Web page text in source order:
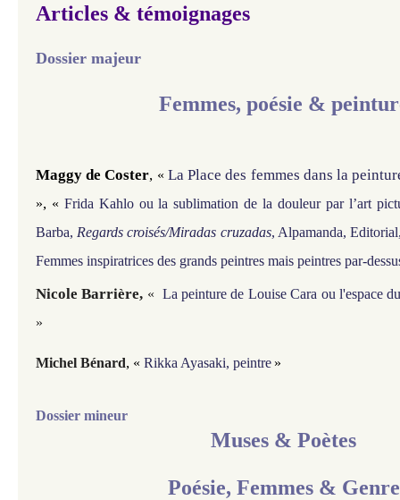
Articles & témoignages
Dossier majeur
Femmes, poésie &
Maggy de Coster, « La Place des femmes dans la
», « Frida Kahlo ou la sublimation de la douleur par l’art
Barba, Regards croisés/Miradas cruzadas, Alpamanda,
Femmes inspiratrices des grands peintres mais peintres par-
Nicole Barrière, « La peinture de Louise Cara ou l'espace
»
Michel Bénard, « Rikka Ayasaki, peintre »
Dossier mineur
Muses & Poètes
Poésie, Femmes & Genre